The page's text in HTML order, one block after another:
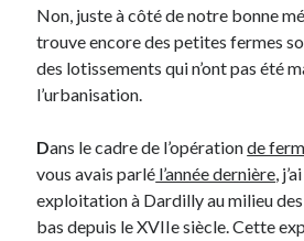
Entretien ménagerdansT’as vu quoi ? #52
JFdansC’était pas mieux avant… à Lyon
littleceltdansComment j’ai opéré ma
AnthonydansComment j’ai opéré ma
Non, juste à côté de notre bonne
trouve encore des petites fermes
des lotissements qui n’ont pas été
l’urbanisation.
Dans le cadre de l’opérationde
vous avais parlé l’année dernière,
exploitation à Dardilly au milieu
bas depuis le XVIIe siècle. Cette